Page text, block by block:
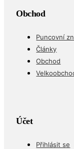
Obchod
Puncovní
Články
Obchod
Účet
Přihlásit se